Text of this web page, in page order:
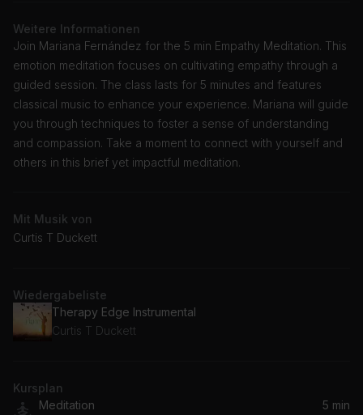
Weitere Informationen
Join Mariana Fernández for the 5 min Empathy Meditation. This
emotion meditation focuses on cultivating empathy through a
guided session. The class lasts for 5 minutes and features
classical music to enhance your experience. Mariana will guide
you through techniques to foster a sense of understanding
and compassion. Take a moment to connect with yourself and
others in this brief yet impactful meditation.
Mit Musik von
Curtis T Duckett
Wiedergabeliste
Therapy Edge Instrumental
Curtis T Duckett
Kursplan
Meditation
5 min